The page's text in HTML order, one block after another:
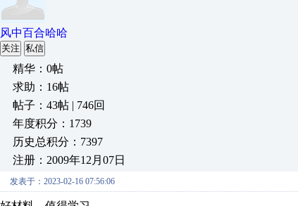
风中百合哈哈
关注 私信
精华：0帖
求助：16帖
帖子：43帖 | 746回
年度积分：1739
历史总积分：7397
注册：2009年12月07日
发表于：2023-02-16 07:56:06